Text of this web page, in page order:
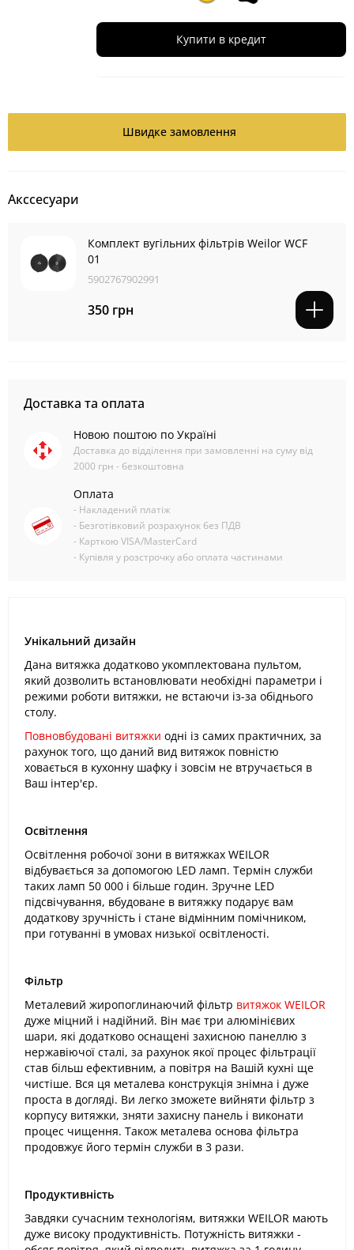
Купити в кредит
Швидке замовлення
Акссесуари
Комплект вугільних фільтрів Weilor WCF
01
5902767902991
350 грн
Доставка та оплата
Новою поштою по Україні
Доставка до відділення при замовленні на суму від
2000 грн - безкоштовна
Оплата
- Накладений платіж
- Безготівковий розрахунок без ПДВ
- Карткою VISA/MasterCard
- Купівля у розстрочку або оплата частинами
Унікальний дизайн
Дана витяжка додатково укомплектована пультом,
який дозволить встановлювати необхідні параметри і
режими роботи витяжки, не встаючи із-за обіднього
столу.
Повновбудовані витяжки одні із самих практичних, за
рахунок того, що даний вид витяжок повністю
ховається в кухонну шафку і зовсім не втручається в
Ваш інтер'єр.
Освітлення
Освітлення робочої зони в витяжках WEILOR
відбувається за допомогою LED ламп. Термін служби
таких ламп 50 000 і більше годин. Зручне LED
підсвічування, вбудоване в витяжку подарує вам
додаткову зручність і стане відмінним помічником,
при готуванні в умовах низької освітленості.
Фільтр
Металевий жиропоглинаючий фільтр витяжок WEILOR
дуже міцний і надійний. Він має три алюмінієвих
шари, які додатково оснащені захисною панеллю з
нержавіючої сталі, за рахунок якої процес фільтрації
став більш ефективним, а повітря на Вашій кухні ще
чистіше. Вся ця металева конструкція знімна і дуже
проста в догляді. Ви легко зможете вийняти фільтр з
корпусу витяжки, зняти захисну панель і виконати
процес чищення. Також металева основа фільтра
продовжує його термін служби в 3 рази.
Продуктивність
Завдяки сучасним технологіям, витяжки WEILOR мають
дуже високу продуктивність. Потужність витяжки -